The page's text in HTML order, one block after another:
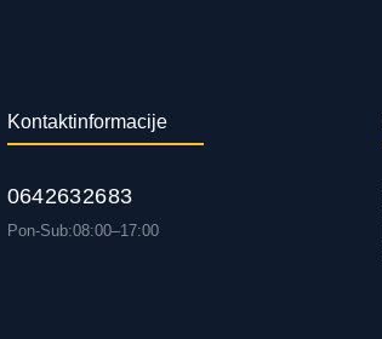
Kontakt informacije
064 263 26 83
Pon-Sub: 08:00 – 17:00